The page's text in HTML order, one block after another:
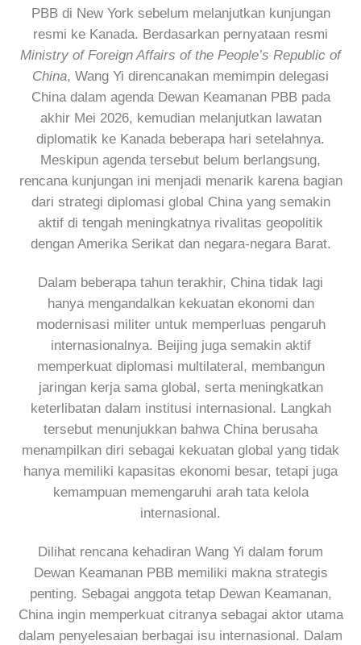
PBB di New York sebelum melanjutkan kunjungan
resmi ke Kanada. Berdasarkan pernyataan resmi
Ministry of Foreign Affairs of the People’s Republic of
China, Wang Yi direncanakan memimpin delegasi
China dalam agenda Dewan Keamanan PBB pada
akhir Mei 2026, kemudian melanjutkan lawatan
diplomatik ke Kanada beberapa hari setelahnya.
Meskipun agenda tersebut belum berlangsung,
rencana kunjungan ini menjadi menarik karena bagian
dari strategi diplomasi global China yang semakin
aktif di tengah meningkatnya rivalitas geopolitik
dengan Amerika Serikat dan negara-negara Barat.
Dalam beberapa tahun terakhir, China tidak lagi
hanya mengandalkan kekuatan ekonomi dan
modernisasi militer untuk memperluas pengaruh
internasionalnya. Beijing juga semakin aktif
memperkuat diplomasi multilateral, membangun
jaringan kerja sama global, serta meningkatkan
keterlibatan dalam institusi internasional. Langkah
tersebut menunjukkan bahwa China berusaha
menampilkan diri sebagai kekuatan global yang tidak
hanya memiliki kapasitas ekonomi besar, tetapi juga
kemampuan memengaruhi arah tata kelola
internasional.
Dilihat rencana kehadiran Wang Yi dalam forum
Dewan Keamanan PBB memiliki makna strategis
penting. Sebagai anggota tetap Dewan Keamanan,
China ingin memperkuat citranya sebagai aktor utama
dalam penyelesaian berbagai isu internasional. Dalam